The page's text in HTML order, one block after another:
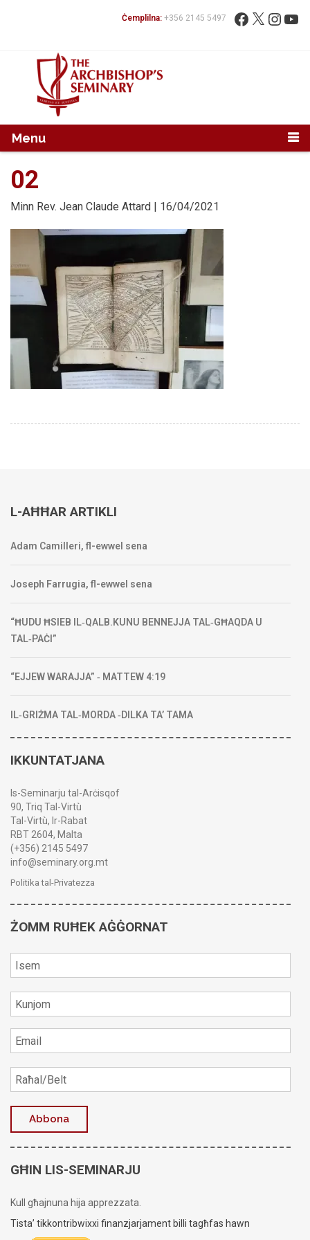
Fittex: Facebook
X
Ċemplilna: +356 2145 5497
Menu
02
Minn Rev. Jean Claude Attard | 16/04/2021
L-AĦĦAR ARTIKLI
Adam Camilleri, fl-ewwel sena
Joseph Farrugia, fl-ewwel sena
“ĦUDU ĦSIEB IL‑QALB.KUNU BENNEJJA TAL‑GĦAQDA U
TAL‑PAĊI”
“EJJEW WARAJJA” ‑ MATTEW 4:19
IL‑GRIŻMA TAL‑MORDA ‑DILKA TA’ TAMA
IKKUNTATJANA
Is-Seminarju tal-Arċisqof
90, Triq Tal-Virtù
Tal-Virtù, Ir-Rabat
RBT 2604, Malta
(+356) 2145 5497
info@seminary.org.mt
Politika tal-Privatezza
ŻOMM RUĦEK AĠĠORNAT
GĦIN LIS-SEMINARJU
Kull għajnuna hija apprezzata.
Tista’ tikkontribwixxi finanzjarjament billi tagħfas hawn